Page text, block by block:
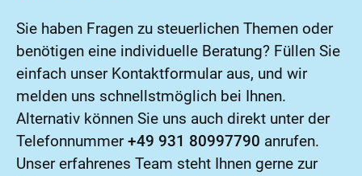
Sie haben Fragen zu steuerlichen Themen oder
benötigen eine individuelle Beratung? Füllen Sie
einfach unser Kontaktformular aus, und wir
melden uns schnellstmöglich bei Ihnen.
Alternativ können Sie uns auch direkt unter der
Telefonnummer+49 931 80997790 anrufen.
Unser erfahrenes Team steht Ihnen gerne zur